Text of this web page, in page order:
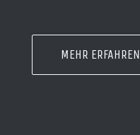
MEHR ERFAHREN